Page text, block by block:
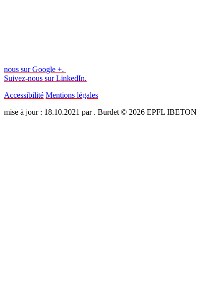
nous sur Google +.
Suivez-nous sur LinkedIn.
Accessibilité Mentions légales
mise à jour : 18.10.2021 par . Burdet © 2026 EPFL IBETON